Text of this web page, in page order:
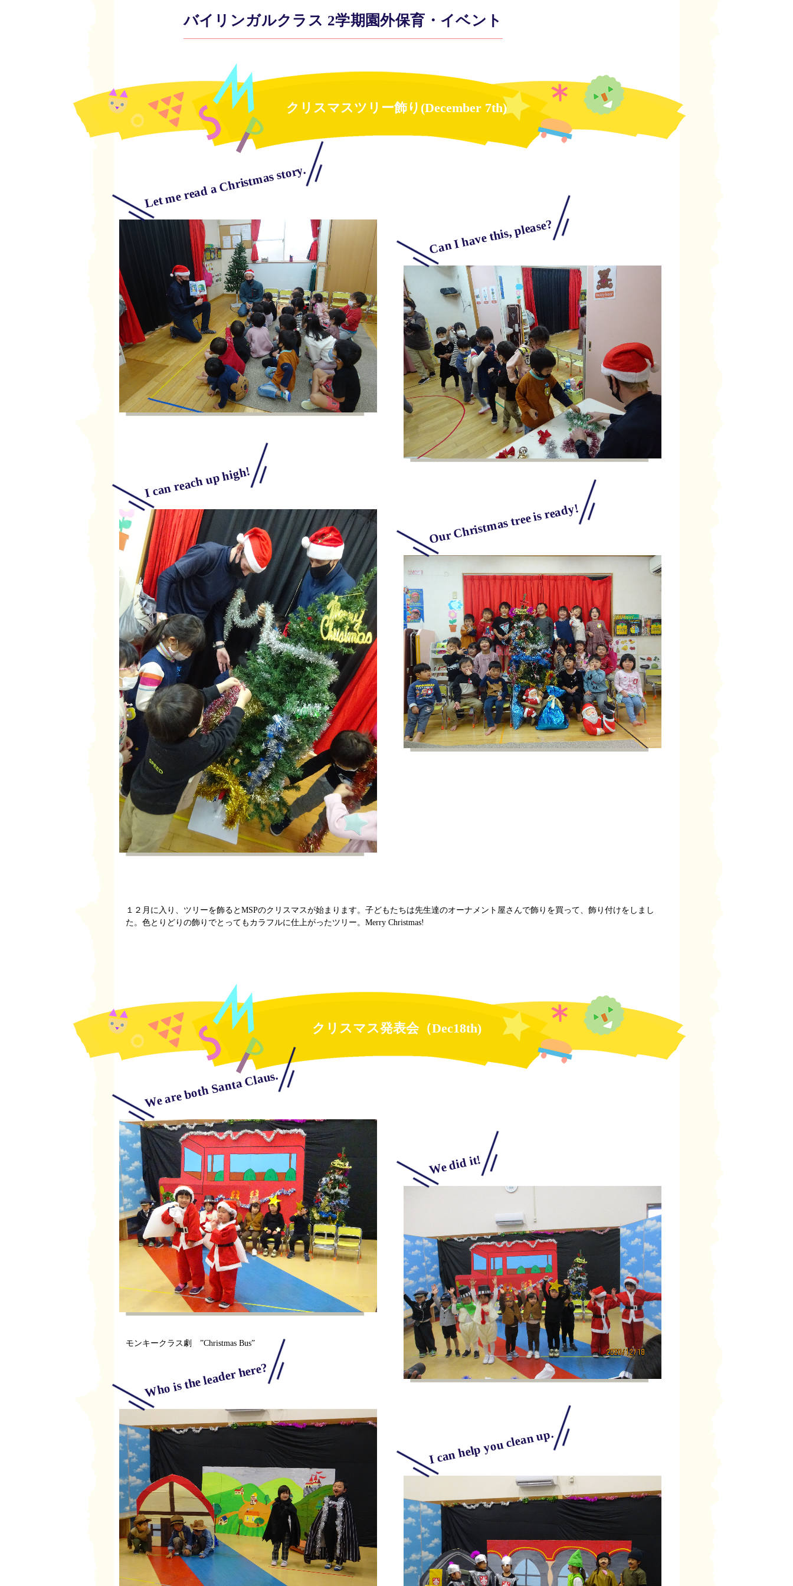
バイリンガルクラス 2学期園外保育・イベント
クリスマスツリー飾り(December 7th)
Let me read a Christmas story.
Can I have this, please?
I can reach up high!
Our Christmas tree is ready!
１２月に入り、ツリーを飾るとMSPのクリスマスが始まります。子どもたちは先生達のオーナメント屋さんで飾りを買って、飾り付けをしまし
た。色とりどりの飾りでとってもカラフルに仕上がったツリー。Merry Christmas!
クリスマス発表会（Dec18th)
We are both Santa Claus.
モンキークラス劇 ”Christmas Bus”
We did it!
Who is the leader here?
I can help you clean up.